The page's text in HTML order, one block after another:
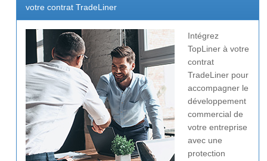
votre contrat TradeLiner
Intégrez
TopLiner à votre
contrat
TradeLiner pour
accompagner le
développement
commercial de
votre entreprise
avec une
protection